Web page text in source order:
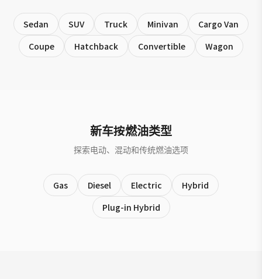
Sedan SUV Truck Minivan
Cargo Van
Coupe
Hatchback Convertible Wagon
新车按燃油类型
探索电动、混动和传统燃油选项
Gas Diesel Electric
Hybrid
Plug-in Hybrid